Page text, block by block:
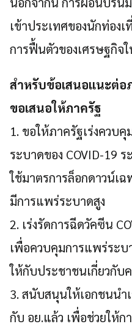
เข้าประเทศของนักท่อง
การฟื้นตัวของเศรษฐกิจ
สำหรับข้อเสนอแนะต่อ
ขอเสนอให้ภาครัฐ
1. ขอให้ภาครัฐเร่งควบ
ระบาดของ COVID-19 ร
ใช้มาตรการล็อกดาวน์เ
มีการแพร่ระบาดสูง
2. เร่งรัดการฉีดวัคซีน
เพื่อควบคุมการแพร่ระบ
ให้กับประชาชนเกี่ยวกับ
3. สนับสนุนให้เอกชนน
กับ อย.แล้ว เพื่อช่วยให้ก